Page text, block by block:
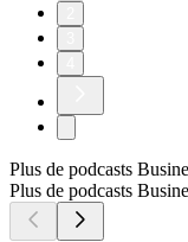
Plus de podcasts
Plus de podcasts